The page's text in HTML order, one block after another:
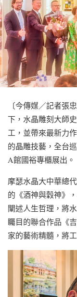
〔今傳媒／記者張
下，水晶雕刻大師
工，並帶來最新力
的晶雕技藝，全台
A館國裕專櫃展出。
摩瑟水晶大中華總
的《酒神與穀神》
闡述人生哲理，將
矚目的聯合作品《
家的藝術精髓，將